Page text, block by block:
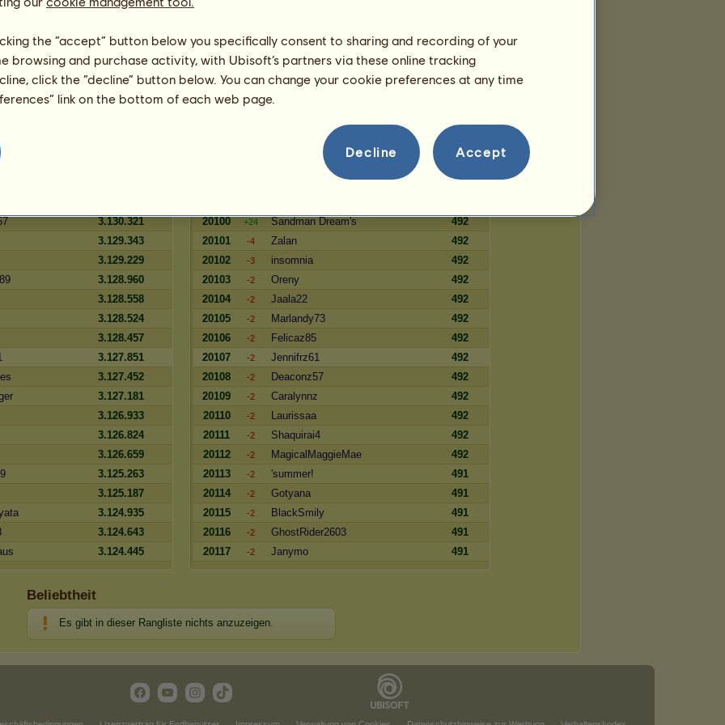
75.313
37947
Jenifer_32
julialostromeo
Juromasa
3.130.321
3.129.343
3.129.229
3.128.960
3.128.558
3.128.524
3.128.457
3.127.851
3.127.452
3.127.181
3.126.933
3.126.824
3.126.659
3.125.263
3.125.187
3.124.935
3.124.643
3.124.445
492
20100
+24 Sandman Dream's
492
20101
-4 Zalan
492
20102
-3 insomnia
492
20103
-2 Oreny
492
20104
-2 Jaala22
492
20105
-2 Marlandy73
492
20106
-2 Felicaz85
492
20107
-2 Jennifrz61
492
20108
-2 Deaconz57
492
20109
-2 Caralynnz
492
20110
-2 Laurissaa
492
20111
-2 Shaquirai4
492
20112
-2 MagicalMaggieMae
492
20113
-2 'summer!
491
20114
-2 Gotyana
491
20115
-2 BlackSmily
491
20116
-2 GhostRider2603
491
20117
-2 Janymo 491
Beliebtheit
Es gibt in dieser Rangliste nichts anzuzeigen.
the “accept” button below you specifically consent to sharing and recording of your
browsing and purchase activity, with Ubisoft’s partners via these online tracking
click the “decline” button below. You can change your cookie preferences at any time
link on the bottom of each web page.
Decline Accept